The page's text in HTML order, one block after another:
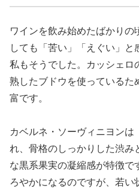
ワインを飲み始めたばかりの
しても「苦い」「えぐい」と
私もそうでした。カッシェロ
熟したブドウを使っているた
富です。
カベルネ・ソーヴィニヨン
れ、骨格のしっかりした渋み
な黒系果実の凝縮感が特徴で
ろやかになるのですが、若い